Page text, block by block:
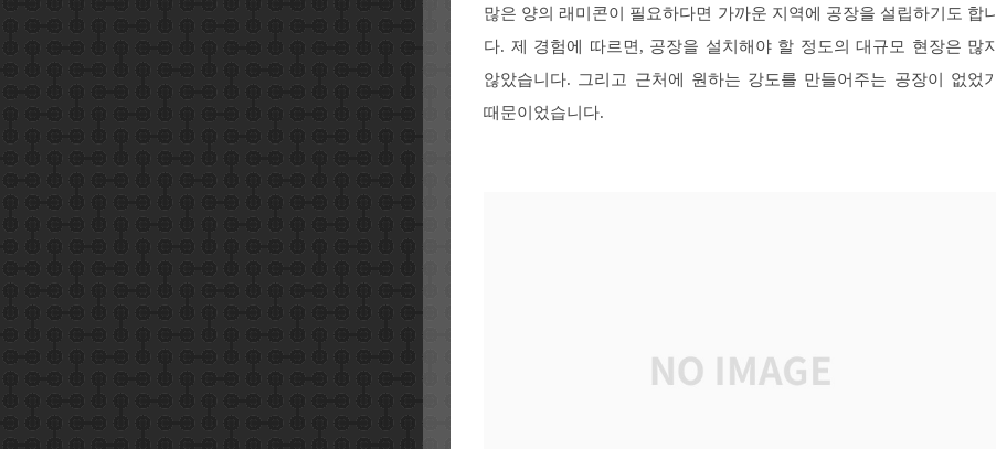
많은 양의 래미콘이 필요하다면 가까운 지역에 공장을 설립하기도 합니
다. 제 경험에 따르면, 공장을 설치해야 할 정도의 대규모 현장은 많지
않았습니다. 그리고 근처에 원하는 강도를 만들어주는 공장이 없었기
때문이었습니다.